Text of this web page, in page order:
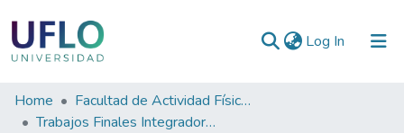
Log In (current)
Communities
&
Home
Facultad de Actividad Física y Deporte
Trabajos Finales Integradores (TFI) de la Licenciatura en Actividad Física y Deporte